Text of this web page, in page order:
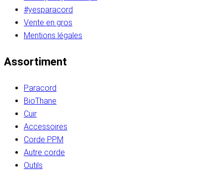
#yesparacord
Vente en gros
Mentions légales
Assortiment
Paracord
BioThane
Cuir
Accessoires
Corde PPM
Autre corde
Outils